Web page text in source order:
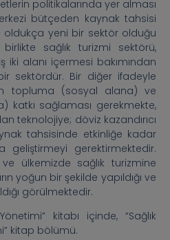
politikalarında yer alması
bütçeden kaynak tahsisi
oldukça yeni bir sektör olduğu
sağlık turizmi sektörü,
iki alanı içermesi bakımından
sektördür. Bir diğer ifadeyle
topluma (sosyal alana) ve
katkı sağlaması gerekmekte,
teknolojiye; döviz kazandırıcı
tahsisinde etkinliğe kadar
gerektirmektedir.
ülkemizde sağlık turizmine
yoğun bir şekilde yapıldığı ve
görülmektedir.
kitabı içinde, “Sağlık
kitap bölümü.